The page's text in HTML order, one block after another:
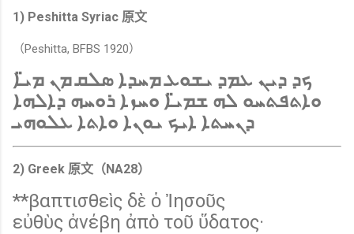
1) Peshitta Syriac 原文
（Peshitta, BFBS 1920）
ܟܕ ܕܝܢ ܥܡܕ ܝܫܘܥ ܡܚܕܐ ܣܠܩ ܡܢ ܡܝ̈ܐ
ܘܐܬܦܬܚܘ ܠܗ ܫܡܝ̈ܐ ܘܚܙܐ ܪܘܚܗ ܕܐܠܗܐ
ܕܢܚܬܐ ܐܝܟ ܝܘܢܐ ܘܐܬܐ ܥܠܘܗܝ
2) Greek 原文（NA28）
**βαπτισθεὶς δὲ ὁ Ἰησοῦς
εὐθὺς ἀνέβη ἀπὸ τοῦ ὕδατος·